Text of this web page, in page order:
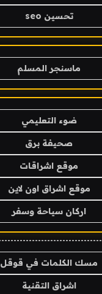
تحسين seo
ماسنجر المسلم
ضوء التعليمي
صحيفة برق
موقع اشراقات
موقع اشراق اون لاين
اركان سياحة وسفر
مسك الكلمات في قوقل
اشراق التقنية